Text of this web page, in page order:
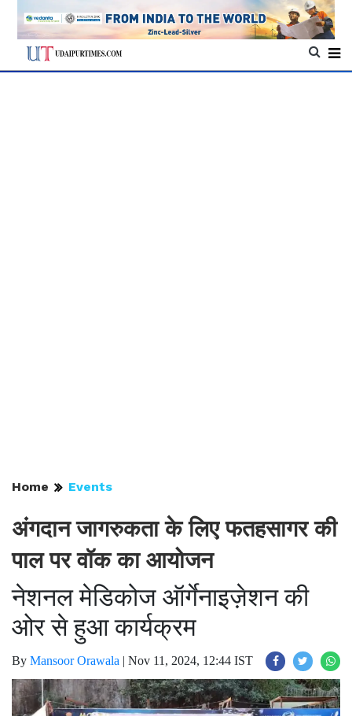
Home Events
अंगदान जागरुकता के लिए फतहसागर की
पाल पर वॉक का आयोजन
नेशनल मेडिकोज ऑर्गेनाइज़ेशन की
ओर से हुआ कार्यक्रम
By Mansoor Orawala | Nov 11, 2024, 12:44 IST